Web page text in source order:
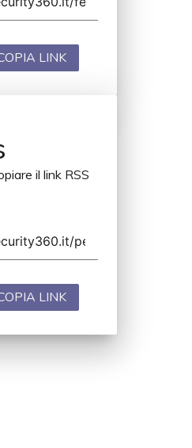
LINK
il link RSS
LINK